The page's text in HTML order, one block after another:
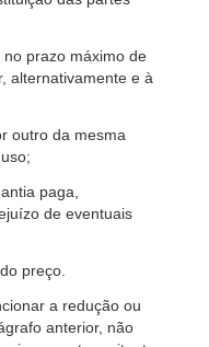
prazo máximo de
alternativamente e à
outro da mesma
paga,
de eventuais
preço.
a redução ou
anterior, não